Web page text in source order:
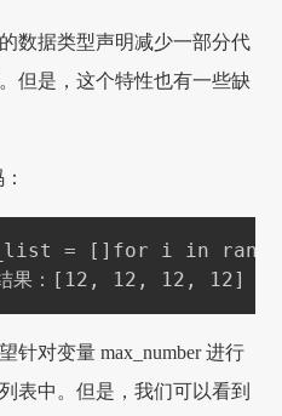
数据类型声明减少一部分代
但是，这个特性也有一些缺
= [] for i in
果： [12, 12, 12, 12]
针对变量 max_number 进行
表中。但是，我们可以看到